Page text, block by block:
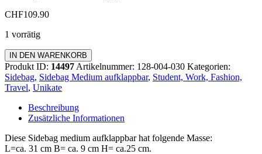
CHF109.90
1 vorrätig
Sidebag
Medium
aufklappbar
Menge
IN DEN WARENKORB
Produkt ID: 14497 Artikelnummer: 128-004-030 Kategorien:
Sidebag, Sidebag Medium aufklappbar, Student, Work, Fashion,
Travel, Unikate
Beschreibung
Zusätzliche Informationen
Diese Sidebag medium aufklappbar hat folgende Masse:
L=ca. 31 cm B= ca. 9 cm H= ca.25 cm.